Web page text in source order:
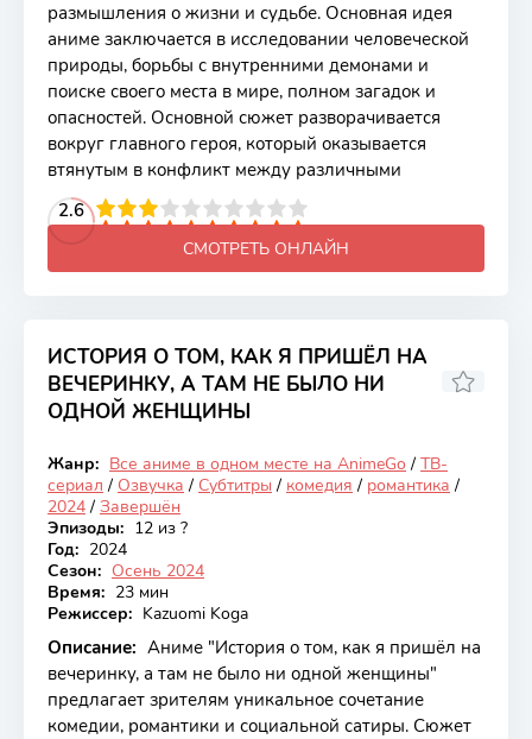
размышления о жизни и судьбе. Основная идея
аниме заключается в исследовании человеческой
природы, борьбы с внутренними демонами и
поиске своего места в мире, полном загадок и
опасностей. Основной сюжет разворачивается
вокруг главного героя, который оказывается
втянутым в конфликт между различными
2.6
4 5 6 7 8 9 10
СМОТРЕТЬ ОНЛАЙН
ИСТОРИЯ О ТОМ, КАК Я ПРИШЁЛ НА
ВЕЧЕРИНКУ, А ТАМ НЕ БЫЛО НИ
ОДНОЙ ЖЕНЩИНЫ
Закончен
7.39
Жанр: Все аниме в одном месте на AnimeGo / ТВ-
сериал / Озвучка / Субтитры / комедия / романтика /
2024 / Завершён
Эпизоды: 12 из ?
Год: 2024
Сезон: Осень 2024
Время: 23 мин
Режиссер: Kazuomi Koga
Описание: Аниме "История о том, как я пришёл на
вечеринку, а там не было ни одной женщины"
предлагает зрителям уникальное сочетание
комедии, романтики и социальной сатиры. Сюжет